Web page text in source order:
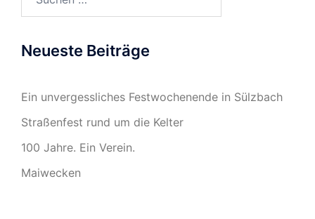
nach:
Neueste Beiträge
Ein unvergessliches Festwochenende in Sülzbach
Straßenfest rund um die Kelter
100 Jahre. Ein Verein.
Maiwecken